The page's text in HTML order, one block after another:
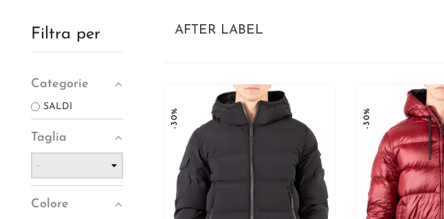
Filtra per
Categorie
SALDI
Taglia
Colore
AFTER LABEL
-30% -30%